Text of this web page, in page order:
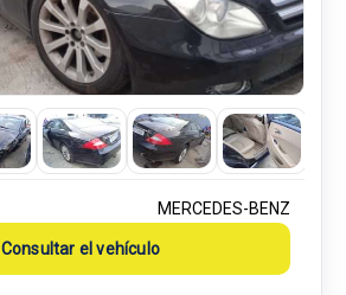
MERCEDES-BENZ
Consultar el vehículo